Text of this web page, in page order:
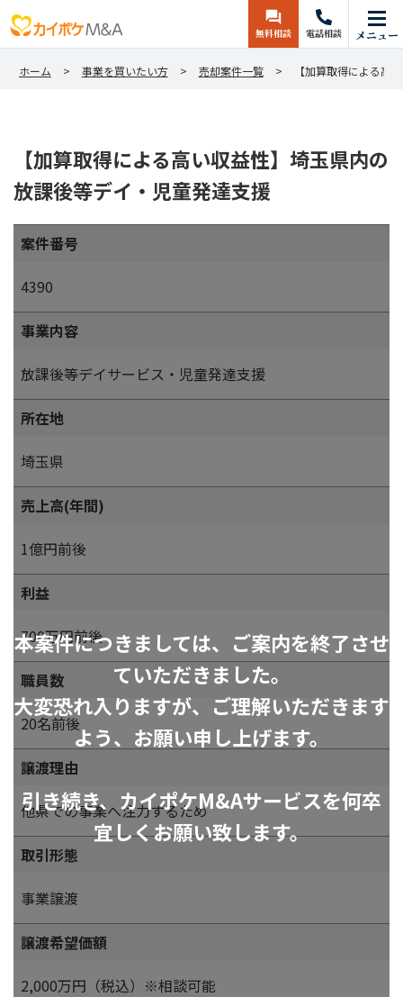
無料相談 電話相談 メニュー
ホーム 事業を買いたい方 売却案件一覧 【加算取得による高
【加算取得による高い収益性】埼玉県内の
放課後等デイ・児童発達支援
本案件につきましては、ご案内を終了させ
ていただきました。
大変恐れ入りますが、ご理解いただきます
よう、お願い申し上げます。
引き続き、カイポケM&Aサービスを何卒
宜しくお願い致します。
案件番号
4390
事業内容
放課後等デイサービス・児童発達支援
所在地
埼玉県
売上高(年間)
1億円前後
利益
700万円前後
職員数
20名前後
譲渡理由
他県での事業へ注力するため
取引形態
事業譲渡
譲渡希望価額
2,000万円（税込）※相談可能